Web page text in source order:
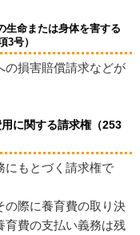
生命または身体を害する
3号）
の損害賠償請求などが
に関する請求権（253
にもとづく請求権で
の際に養育費の取り決
育費の支払い義務は残